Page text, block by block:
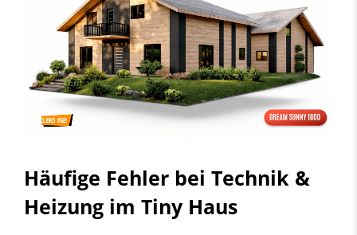
Häufige Fehler bei Technik &
Heizung im Tiny Haus